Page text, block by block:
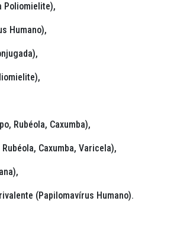
Poliomielite),
Humano),
Rubéola, Caxumba),
Caxumba, Varicela),
(Papilomavírus Humano).